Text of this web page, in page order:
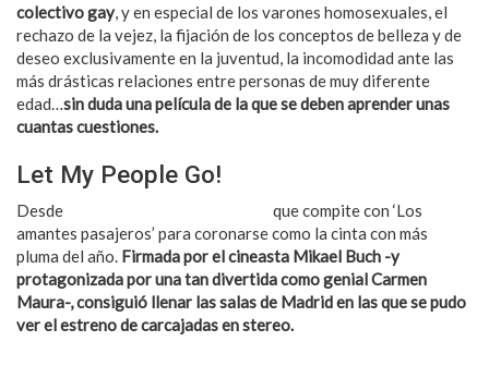
colectivo gay, y en especial de los varones homosexuales, el
rechazo de la vejez, la fijación de los conceptos de belleza y de
deseo exclusivamente en la juventud, la incomodidad ante las
más drásticas relaciones entre personas de muy diferente
edad…sin duda una película de la que se deben aprender unas
cuantas cuestiones.
Let My People Go!
Desde
que compite con ‘Los
amantes pasajeros’ para coronarse como la cinta con más
pluma del año. Firmada por el cineasta Mikael Buch -y
protagonizada por una tan divertida como genial Carmen
Maura-, consiguió llenar las salas de Madrid en las que se pudo
ver el estreno de carcajadas en stereo.